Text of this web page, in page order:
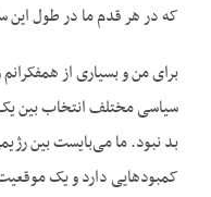
که در هر قدم ما در طول این
برای من و بسیاری از همفکرانم
سیاسی مختلف انتخاب بین
بد نبود. ما می‌بایست بین
کمبودهایی دارد و یک